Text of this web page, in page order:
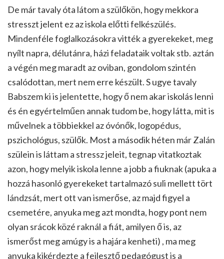
De már tavaly óta látom a szülőkön, hogy mekkora
stresszt jelent ez az iskola előtti felkészülés.
Mindenféle foglalkozásokra vitték a gyerekeket, meg
nyílt napra, délutánra, házi feladataik voltak stb. aztán
a végén meg maradt az oviban, gondolom szintén
csalódottan, mert nem erre készült. S ugye tavaly
Babszem ki is jelentette, hogy ő nem akar iskolás lenni
és én egyértelműen annak tudom be, hogy látta, mit is
művelnek a többiekkel az óvónők, logopédus,
pszichológus, szülők. Most a második héten már Zalán
szülein is láttam a stressz jeleit, tegnap vitatkoztak
azon, hogy melyik iskola lenne a jobb a fiuknak (apuka a
hozzá hasonló gyerekeket tartalmazó suli mellett tört
lándzsát, mert ott van ismerőse, az majd figyel a
csemetére, anyuka meg azt mondta, hogy pont nem
olyan srácok közé raknál a fiát, amilyen ő is, az
ismerőst meg amúgy is a hajára kenheti) , ma meg
anyuka kikérdezte a fejlesztő pedagógust is a